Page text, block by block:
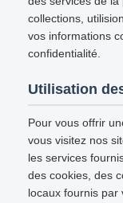
collections,
vos informations
confidentialité.
Utilisation
Pour vous offrir
vous visitez nos
les services
des cookies, des
locaux fournis par